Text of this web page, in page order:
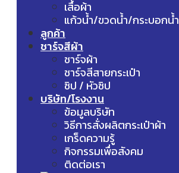
เสื้อผ้า
แก้วน้ำ/ขวดน้ำ/กระบอกน้ำ
ลูกค้า
ชาร์จสีผ้า
ชาร์จผ้า
ชาร์จสีสายกระเป๋า
ซิป / หัวซิป
บริษัท/โรงงาน
ข้อมูลบริษัท
วิธีการสั่งผลิตกระเป๋าผ้า
เกร็ดความรู้
กิจกรรมเพื่อสังคม
ติดต่อเรา